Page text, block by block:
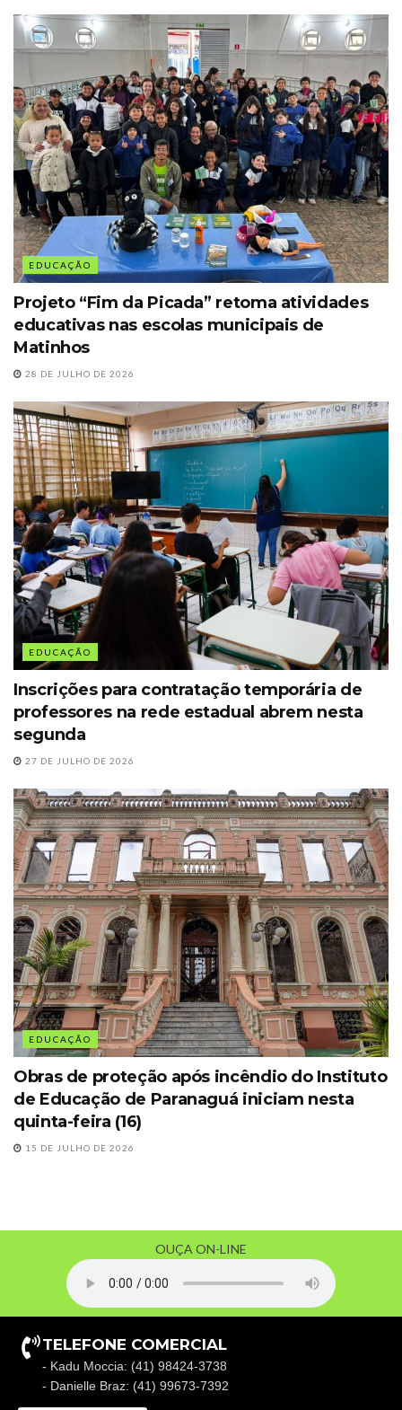
EDUCAÇÃO
Projeto “Fim da Picada” retoma atividades
educativas nas escolas municipais de
Matinhos
28 DE JULHO DE 2026
EDUCAÇÃO
Inscrições para contratação temporária de
professores na rede estadual abrem nesta
segunda
27 DE JULHO DE 2026
EDUCAÇÃO
Obras de proteção após incêndio do Instituto
de Educação de Paranaguá iniciam nesta
quinta-feira (16)
15 DE JULHO DE 2026
OUÇA ON-LINE
TELEFONE COMERCIAL
- Kadu Moccia: (41) 98424-3738
- Danielle Braz: (41) 99673-7392